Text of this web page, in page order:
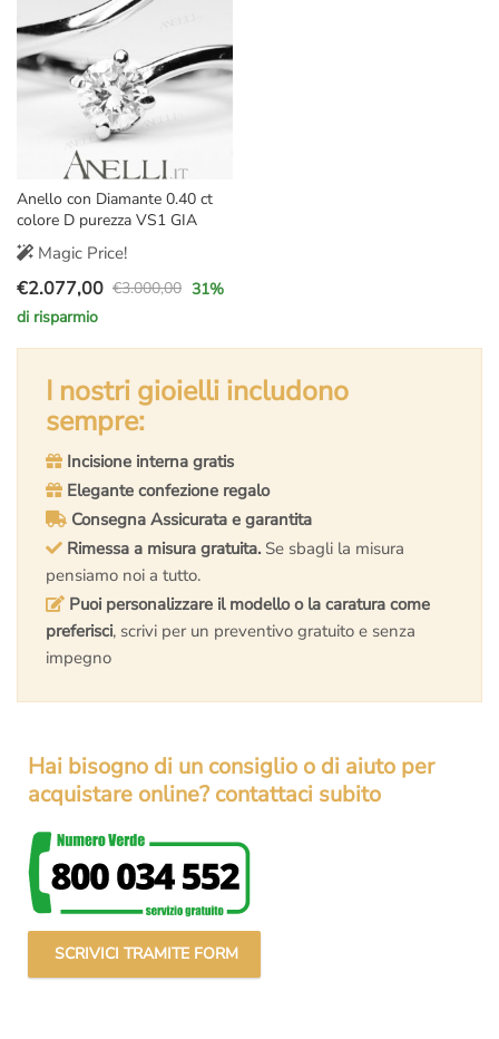
Anello con Diamante 0.40 ct
colore D purezza VS1 GIA
Magic Price!
€3.000,00
Il
prezzo
originale
€3.000,00.
€2.077,00
Il
prezzo
attuale
€2.077,00.
31%
di risparmio
I nostri gioielli includono
sempre:
Incisione interna gratis
Elegante confezione regalo
Consegna Assicurata e garantita
Rimessa a misura gratuita. Se sbagli la misura
pensiamo noi a tutto.
Puoi personalizzare il modello o la caratura come
preferisci, scrivi per un preventivo gratuito e senza
impegno
Hai bisogno di un consiglio o di aiuto per
acquistare online? contattaci subito
SCRIVICI TRAMITE FORM